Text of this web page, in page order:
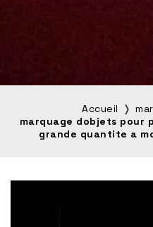
Accueil
marquage dobjets pour
grande quantite a